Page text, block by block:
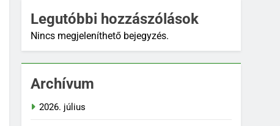
Legutóbbi hozzászólások
Nincs megjeleníthető bejegyzés.
Archívum
2026. július